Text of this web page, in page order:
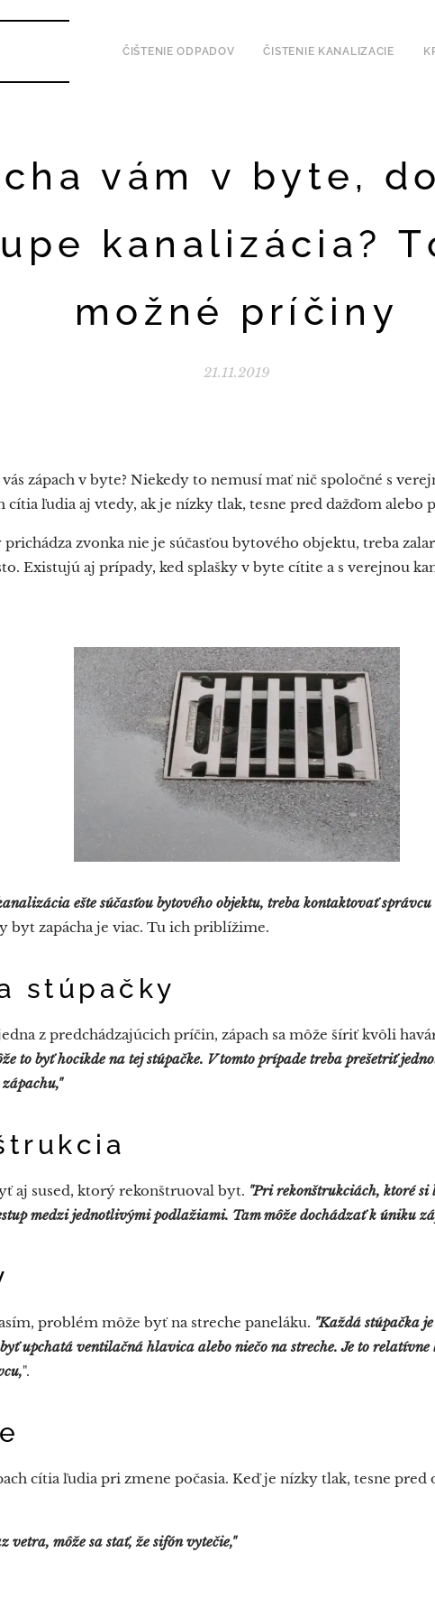
ČIŠTENIE ODPADOV ČISTENIE KANALIZACIE
vám v byte,
kanalizácia?
možné príčiny
21.11.2019
zápach v byte? Niekedy to nemusí mať nič spoločné s
cítia ľudia aj vtedy, ak je nízky tlak, tesne pred dažďom alebo
zvonka nie je súčasťou bytového objektu, treba
Existujú aj prípady, ked splašky v byte cítite a s verejnou
ešte súčasťou bytového objektu, treba kontaktovať správcu
byt zapácha je viac. Tu ich priblížime.
stúpačky
z predchádzajúcich príčin, zápach sa môže šíriť kvôli
to byť hocikde na tej stúpačke. V tomto prípade treba prešetriť
aj sused, ktorý rekonštruoval byt. "Pri rekonštrukciách, ktoré
medzi jednotlivými podlažiami. Tam môže dochádzať k úniku
problém môže byť na streche paneláku. "Každá stúpačka
upchatá ventilačná hlavica alebo niečo na streche. Je to
".
cítia ľudia pri zmene počasia. Keď je nízky tlak, tesne pred
vetra, môže sa stať, že sifón vytečie,"